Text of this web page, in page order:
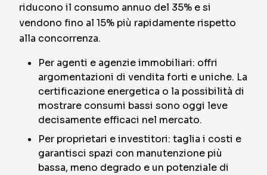
riducono il consumo annuo del 35% e si
vendono fino al 15% più rapidamente rispetto
alla concorrenza.
Per agenti e agenzie immobiliari: offri
argomentazioni di vendita forti e uniche. La
certificazione energetica o la possibilità di
mostrare consumi bassi sono oggi leve
decisamente efficaci nel mercato.
Per proprietari e investitori: taglia i costi e
garantisci spazi con manutenzione più
bassa, meno degrado e un potenziale di